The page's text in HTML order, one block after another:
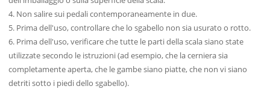
4. Non salire sui pedali contemporaneamente in due.
5. Prima dell'uso, controllare che lo sgabello non sia usurato o rotto.
6. Prima dell'uso, verificare che tutte le parti della scala siano state
utilizzate secondo le istruzioni (ad esempio, che la cerniera sia
completamente aperta, che le gambe siano piatte, che non vi siano
detriti sotto i piedi dello sgabello).